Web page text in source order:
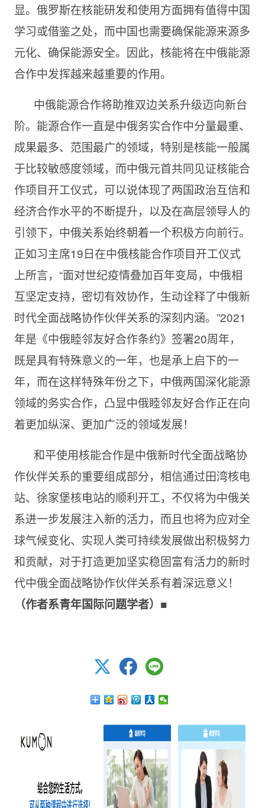
显。俄罗斯在核能研发和使用方面拥有值得中国
学习或借鉴之处，而中国也需要确保能源来源多
元化、确保能源安全。因此，核能将在中俄能源
合作中发挥越来越重要的作用。
中俄能源合作将助推双边关系升级迈向新台
阶。能源合作一直是中俄务实合作中分量最重、
成果最多、范围最广的领域，特别是核能一般属
于比较敏感度领域，而中俄元首共同见证核能合
作项目开工仪式，可以说体现了两国政治互信和
经济合作水平的不断提升，以及在高层领导人的
引领下，中俄关系始终朝着一个积极方向前行。
正如习主席19日在中俄核能合作项目开工仪式
上所言，“面对世纪疫情叠加百年变局，中俄相
互坚定支持，密切有效协作，生动诠释了中俄新
时代全面战略协作伙伴关系的深刻内涵。”2021
年是《中俄睦邻友好合作条约》签署20周年，
既是具有特殊意义的一年，也是承上启下的一
年，而在这样特殊年份之下，中俄两国深化能源
领域的务实合作，凸显中俄睦邻友好合作正在向
着更加纵深、更加广泛的领域发展！
和平使用核能合作是中俄新时代全面战略协
作伙伴关系的重要组成部分，相信通过田湾核电
站、徐家堡核电站的顺利开工，不仅将为中俄关
系进一步发展注入新的活力，而且也将为应对全
球气候变化、实现人类可持续发展做出积极努力
和贡献，对于打造更加坚实稳固富有活力的新时
代中俄全面战略协作伙伴关系有着深远意义！
（作者系青年国际问题学者） ■